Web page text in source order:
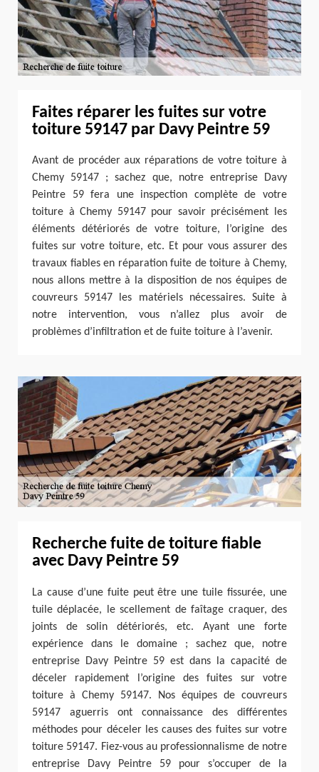
Faites réparer les fuites sur votre
toiture 59147 par Davy Peintre 59
Avant de procéder aux réparations de votre toiture à
Chemy 59147 ; sachez que, notre entreprise Davy
Peintre 59 fera une inspection complète de votre
toiture à Chemy 59147 pour savoir précisément les
éléments détériorés de votre toiture, l’origine des
fuites sur votre toiture, etc. Et pour vous assurer des
travaux fiables en réparation fuite de toiture à Chemy,
nous allons mettre à la disposition de nos équipes de
couvreurs 59147 les matériels nécessaires. Suite à
notre intervention, vous n’allez plus avoir de
problèmes d’infiltration et de fuite toiture à l’avenir.
Recherche fuite de toiture fiable
avec Davy Peintre 59
La cause d’une fuite peut être une tuile fissurée, une
tuile déplacée, le scellement de faîtage craquer, des
joints de solin détériorés, etc. Ayant une forte
expérience dans le domaine ; sachez que, notre
entreprise Davy Peintre 59 est dans la capacité de
déceler rapidement l’origine des fuites sur votre
toiture à Chemy 59147. Nos équipes de couvreurs
59147 aguerris ont connaissance des différentes
méthodes pour déceler les causes des fuites sur votre
toiture 59147. Fiez-vous au professionnalisme de notre
entreprise Davy Peintre 59 pour s’occuper de la